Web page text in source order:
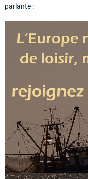
parlante :